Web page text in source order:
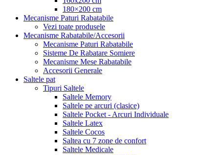
180×200 cm
Mecanisme Paturi Rabatabile
Vezi toate produsele
Mecanisme Rabatabile/Accesorii
Mecanisme Paturi Rabatabile
Sisteme De Rabatare Somiere
Mecanisme Mese Rabatabile
Accesorii Generale
Saltele pat
Tipuri Saltele
Saltele Memory
Saltele pe arcuri (clasice)
Saltele Pocket - Arcuri Individuale
Saltele Latex
Saltele Cocos
Saltea cu 7 zone de confort
Saltele Medicale